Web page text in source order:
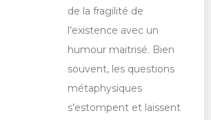
de la fragilité de
l’existence avec un
humour maitrisé. Bien
souvent, les questions
métaphysiques
s’estompent et laissent